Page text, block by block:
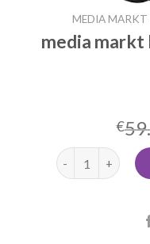
MEDIA MARKT
media
€
media markt